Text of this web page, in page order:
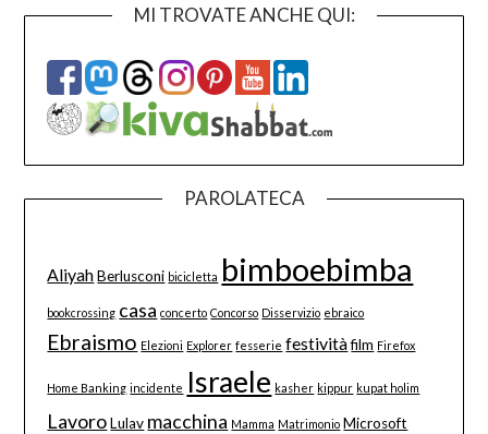
MI TROVATE ANCHE QUI:
PAROLATECA
Aliyah Berlusconi bicicletta bimboebimba
bookcrossing casa concerto Concorso Disservizio ebraico
Ebraismo Elezioni Explorer fesserie festività film Firefox
Home Banking incidente Israele kasher kippur kupat holim
Lavoro Lulav macchina Mamma Matrimonio Microsoft